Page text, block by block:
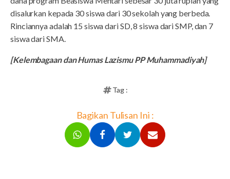
disalurkan kepada 30 siswa dari 30 sekolah yang berbeda.
Rinciannya adalah 15 siswa dari SD, 8 siswa dari SMP, dan 7
siswa dari SMA.
[Kelembagaan dan Humas Lazismu PP Muhammadiyah]
Tag :
Bagikan Tulisan Ini :